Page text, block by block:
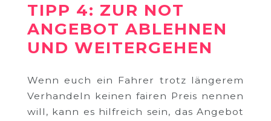
TIPP 4: ZUR NOT
ANGEBOT ABLEHNEN
UND WEITERGEHEN
Wenn euch ein Fahrer trotz längerem
Verhandeln keinen fairen Preis nennen
will, kann es hilfreich sein, das Angebot